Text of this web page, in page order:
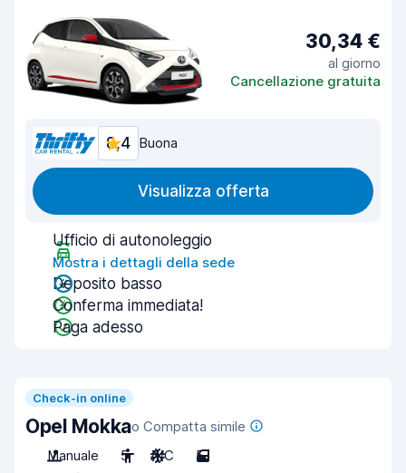
30,34 €
al giorno
Cancellazione gratuita
8,4 Buona
Visualizza offerta
Ufficio di autonoleggio
Mostra i dettagli della sede
Deposito basso
Conferma immediata!
Paga adesso
Check-in online
Opel Mokkao Compatta simile
Manuale
5 A/C 5